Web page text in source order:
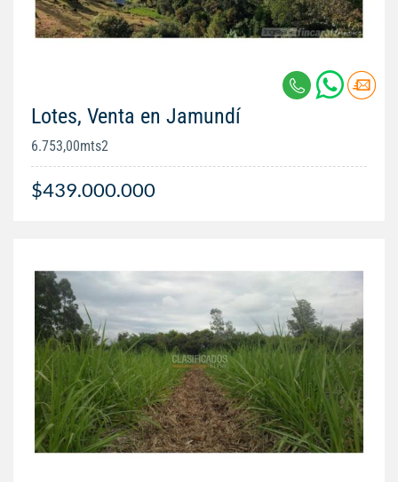
Lotes, Venta en Jamundí
6.753,00mts2
$439.000.000